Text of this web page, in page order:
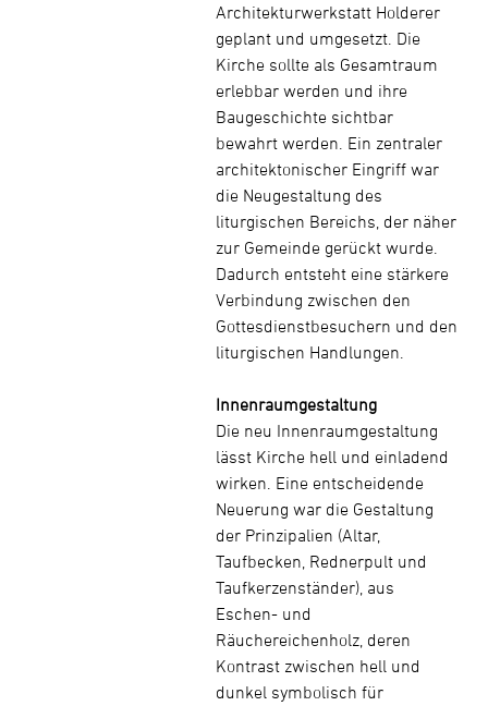
Architekturwerkstatt Holderer
geplant und umgesetzt. Die
Kirche sollte als Gesamtraum
erlebbar werden und ihre
Baugeschichte sichtbar
bewahrt werden. Ein zentraler
architektonischer Eingriff war
die Neugestaltung des
liturgischen Bereichs, der näher
zur Gemeinde gerückt wurde.
Dadurch entsteht eine stärkere
Verbindung zwischen den
Gottesdienstbesuchern und den
liturgischen Handlungen.
Innenraumgestaltung
Die neu Innenraumgestaltung
lässt Kirche hell und einladend
wirken. Eine entscheidende
Neuerung war die Gestaltung
der Prinzipalien (Altar,
Taufbecken, Rednerpult und
Taufkerzenständer), aus
Eschen- und
Räuchereichenholz, deren
Kontrast zwischen hell und
dunkel symbolisch für